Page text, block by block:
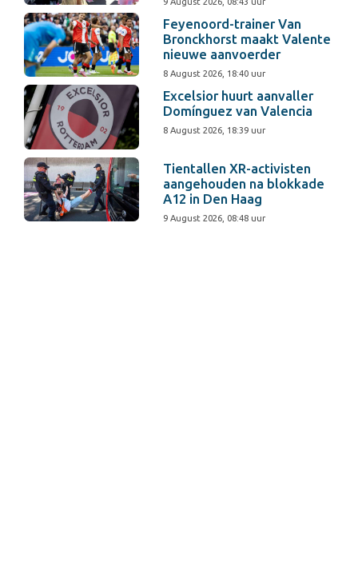
Feyenoord-trainer Van
Bronckhorst maakt Valente
nieuwe aanvoerder
8 August 2026, 18:40 uur
Excelsior huurt aanvaller
Domínguez van Valencia
8 August 2026, 18:39 uur
Tientallen XR-activisten
aangehouden na blokkade
A12 in Den Haag
9 August 2026, 08:48 uur